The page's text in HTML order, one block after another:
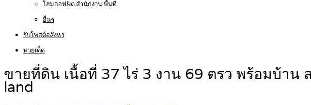
โฮมออฟฟิต สำนักงาน พื้นที่
อื่นๆ
รับโพสต์อสังหา
หวยเด็ด
ขายที่ดิน เนื้อที่ 37 ไร่ 3 งาน 69 ตรว พร้อมบ้าน
land